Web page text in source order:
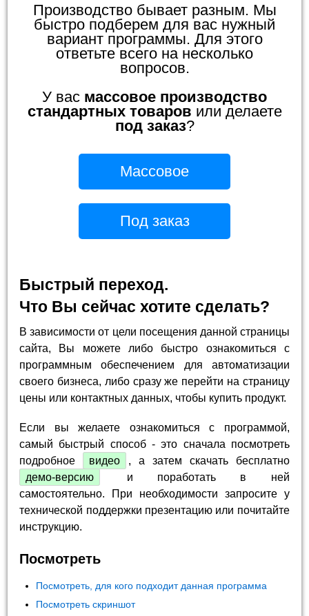
Производство бывает разным. Мы
быстро подберем для вас нужный
вариант программы. Для этого
ответьте всего на несколько
вопросов.
У вас массовое производство
стандартных товаров или делаете
под заказ?
Массовое
Под заказ
Быстрый переход.
Что Вы сейчас хотите сделать?
В зависимости от цели посещения данной страницы
сайта, Вы можете либо быстро ознакомиться с
программным обеспечением для автоматизации
своего бизнеса, либо сразу же перейти на страницу
цены или контактных данных, чтобы купить продукт.
Если вы желаете ознакомиться с программой,
самый быстрый способ - это сначала посмотреть
подробное
видео
, а затем скачать бесплатно
демо-версию
и поработать в ней
самостоятельно. При необходимости запросите у
технической поддержки презентацию или почитайте
инструкцию.
Посмотреть
Посмотреть, для кого подходит данная программа
Посмотреть скриншот